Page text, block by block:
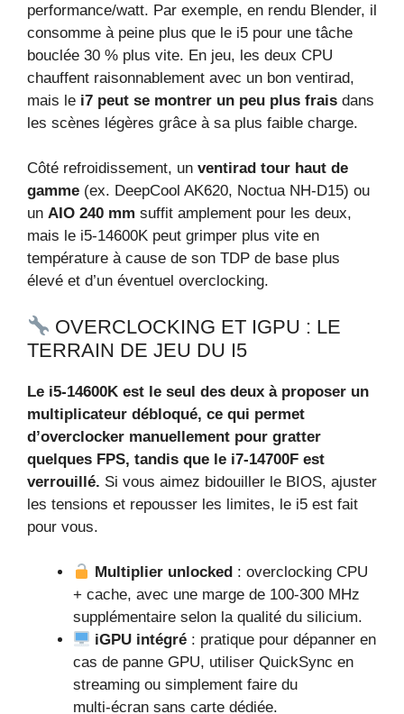
performance/watt. Par exemple, en rendu Blender, il
consomme à peine plus que le i5 pour une tâche
bouclée 30 % plus vite. En jeu, les deux CPU
chauffent raisonnablement avec un bon ventirad,
mais le i7 peut se montrer un peu plus frais dans
les scènes légères grâce à sa plus faible charge.
Côté refroidissement, un ventirad tour haut de
gamme (ex. DeepCool AK620, Noctua NH‑D15) ou
un AIO 240 mm suffit amplement pour les deux,
mais le i5‑14600K peut grimper plus vite en
température à cause de son TDP de base plus
élevé et d’un éventuel overclocking.
OVERCLOCKING ET IGPU : LE
TERRAIN DE JEU DU I5
Le i5‑14600K est le seul des deux à proposer un
multiplicateur débloqué, ce qui permet
d’overclocker manuellement pour gratter
quelques FPS, tandis que le i7‑14700F est
verrouillé. Si vous aimez bidouiller le BIOS, ajuster
les tensions et repousser les limites, le i5 est fait
pour vous.
Multiplier unlocked : overclocking CPU
+ cache, avec une marge de 100‑300 MHz
supplémentaire selon la qualité du silicium.
iGPU intégré : pratique pour dépanner en
cas de panne GPU, utiliser QuickSync en
streaming ou simplement faire du
multi‑écran sans carte dédiée.